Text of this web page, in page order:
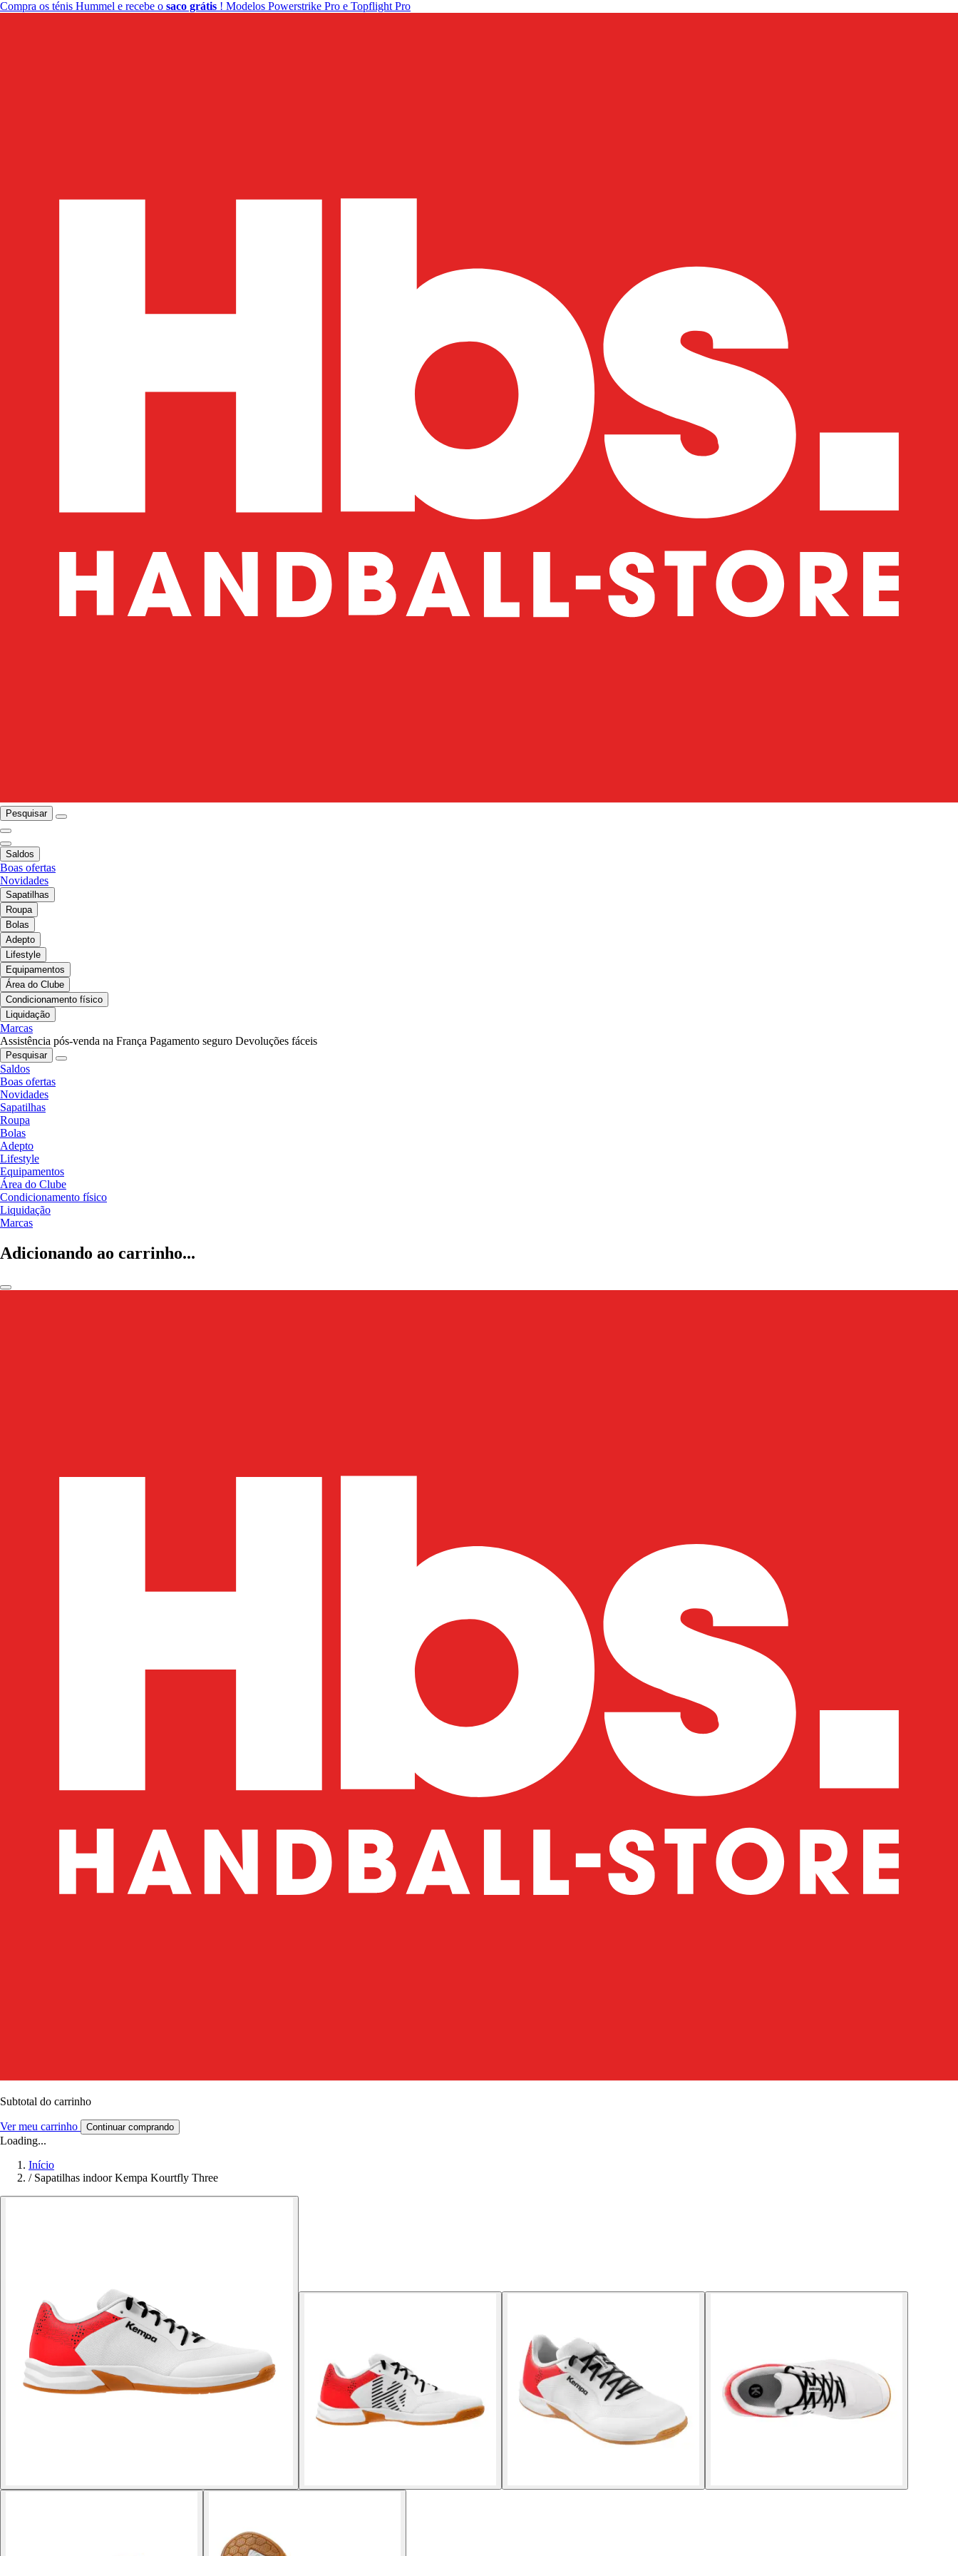
Compra os ténis Hummel e recebe o saco grátis ! Modelos Powerstrike Pro e Topflight Pro
Pesquisar
Saldos
Boas ofertas
Novidades
Sapatilhas
Roupa
Bolas
Adepto
Lifestyle
Equipamentos
Área do Clube
Condicionamento físico
Liquidação
Marcas
Assistência pós-venda na França Pagamento seguro Devoluções fáceis
Pesquisar
Saldos
Boas ofertas
Novidades
Sapatilhas
Roupa
Bolas
Adepto
Lifestyle
Equipamentos
Área do Clube
Condicionamento físico
Liquidação
Marcas
Adicionando ao carrinho...
Subtotal do carrinho
Ver meu carrinho Continuar comprando
Loading...
Início
/ Sapatilhas indoor Kempa Kourtfly Three